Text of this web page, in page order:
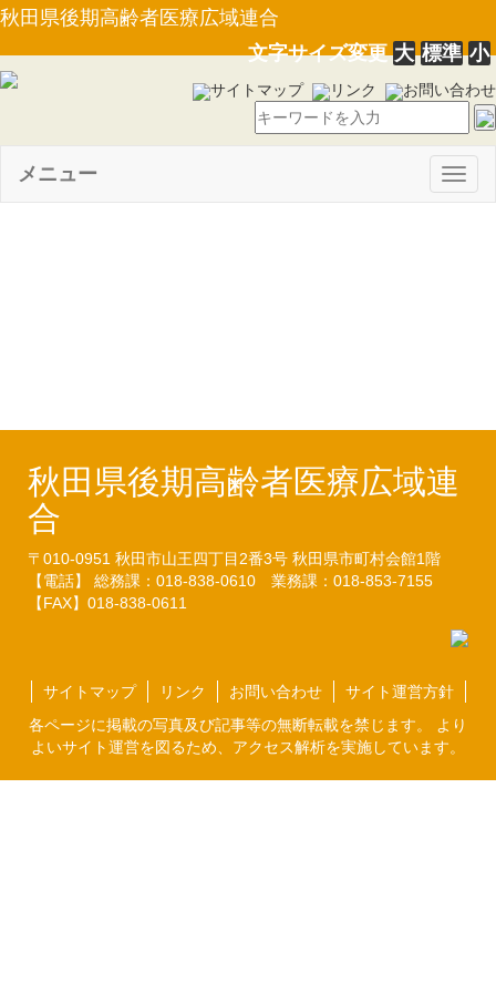
秋田県後期高齢者医療広域連合
文字サイズ変更大 標準 小
サイトマップ リンク お問い合わせ
メニュー
秋田県後期高齢者医療広域連
合
〒010-0951 秋田市山王四丁目2番3号 秋田県市町村会館1階
【電話】 総務課：018-838-0610 業務課：018-853-7155
【FAX】018-838-0611
サイトマップ リンク お問い合わせ
サイト運営方針
各ページに掲載の写真及び記事等の無断転載を禁じます。 より
よいサイト運営を図るため、アクセス解析を実施しています。